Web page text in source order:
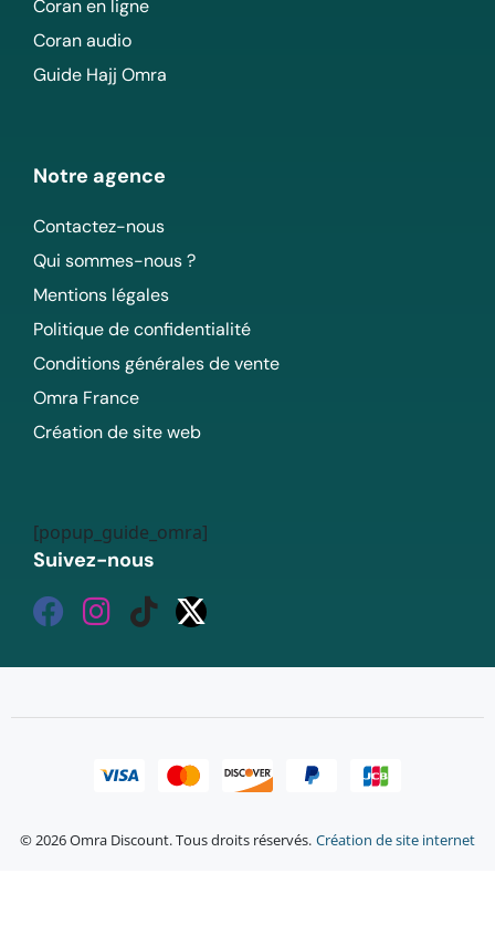
Coran en ligne
Coran audio
Guide Hajj Omra
Notre agence
Contactez-nous
Qui sommes-nous ?
Mentions légales
Politique de confidentialité
Conditions générales de vente
Omra France
Création de site web
[popup_guide_omra]
Suivez-nous
© 2026 Omra Discount. Tous droits réservés. Création de site internet